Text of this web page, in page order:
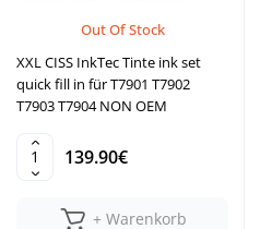
Out Of Stock
XXL CISS InkTec Tinte ink set
quick fill in für T7901 T7902
T7903 T7904 NON OEM
139.90€
+ Warenkorb